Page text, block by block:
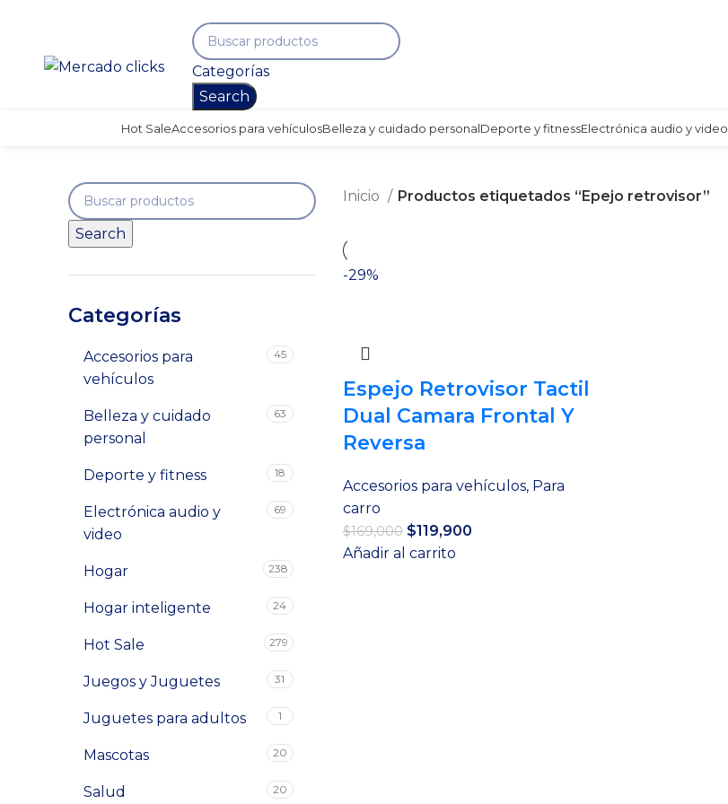
Categorías
Search
Hot SaleAccesorios para vehículosBelleza y cuidado personalDeporte y fitnessElectrónica audio y video
Search
Categorías
Accesorios para
vehículos
45
Belleza y cuidado
personal
63
Deporte y fitness 18
Electrónica audio y
video
69
Hogar 238
Hogar inteligente 24
Hot Sale 279
Juegos y Juguetes 31
Juguetes para adultos 1
Mascotas 20
Salud 20
Inicio Productos etiquetados “Epejo retrovisor”
-29%
Espejo Retrovisor Tactil
Dual Camara Frontal Y
Reversa
Accesorios para vehículos, Para
carro
$169,000 El
precio
$119,900El
Añadir al carrito